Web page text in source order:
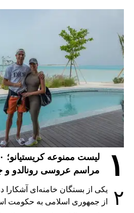
۱
مراسم عروسی رونالدو و
۲
یکی از بستگان خامنه‌ای آشکارا
از جمهوری اسلامی به حکومت